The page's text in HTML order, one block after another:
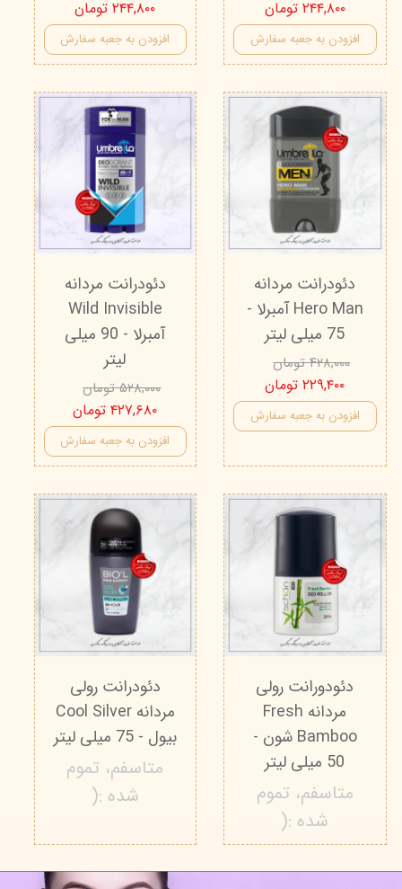
۲۴۴,۸۰۰ تومان
افزودن به جعبه سفارش
۲۴۴,۸۰۰ تومان
افزودن به جعبه سفارش
دئودرانت مردانه
Hero Man آمبرلا -
75 میلی لیتر
۴۲۸,۰۰۰ تومان
۲۲۹,۴۰۰ تومان
افزودن به جعبه سفارش
دئودرانت مردانه
Wild Invisible
آمبرلا - 90 میلی
لیتر
۵۲۸,۰۰۰ تومان
۴۲۷,۶۸۰ تومان
افزودن به جعبه سفارش
دئودورانت رولی
مردانه Fresh
Bamboo شون -
50 میلی لیتر
متاسفم، تموم
شده :(
دئودرانت رولی
مردانه Cool Silver
بیول - 75 میلی لیتر
متاسفم، تموم
شده :(